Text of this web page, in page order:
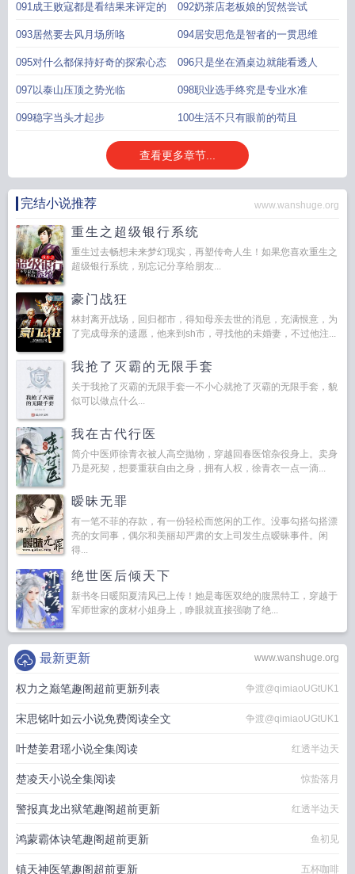
091成王败寇都是看结果来评定的 092奶茶店老板娘的贸然尝试
093居然要去风月场所咯 094居安思危是智者的一贯思维
095对什么都保持好奇的探索心态 096只是坐在酒桌边就能看透人
097以泰山压顶之势光临 098职业选手终究是专业水准
099稳字当头才起步 100生活不只有眼前的苟且
查看更多章节...
完结小说推荐 www.wanshuge.org
重生之超级银行系统
重生过去畅想未来梦幻现实，再塑传奇人生！如果您喜欢重生之
超级银行系统，别忘记分享给朋友...
豪门战狂
林封离开战场，回归都市，得知母亲去世的消息，充满恨意，为
了完成母亲的遗愿，他来到sh市，寻找他的未婚妻，不过他注...
我抢了灭霸的无限手套
关于我抢了灭霸的无限手套一不小心就抢了灭霸的无限手套，貌
似可以做点什么...
我在古代行医
简介中医师徐青衣被人高空抛物，穿越回春医馆杂役身上。卖身
乃是死契，想要重获自由之身，拥有人权，徐青衣一点一滴...
暧昧无罪
有一笔不菲的存款，有一份轻松而悠闲的工作。没事勾搭勾搭漂
亮的女同事，偶尔和美丽却严肃的女上司发生点暧昧事件。闲
得...
绝世医后倾天下
新书冬日暖阳夏清风已上传！她是毒医双绝的腹黑特工，穿越于
军师世家的废材小姐身上，睁眼就直接强吻了绝...
www.wanshuge.org
最新更新
权力之巅笔趣阁超前更新列表 争渡@qimiaoUGtUK1
宋思铭叶如云小说免费阅读全文 争渡@qimiaoUGtUK1
叶楚姜君瑶小说全集阅读 红透半边天
楚凌天小说全集阅读 惊蛰落月
警报真龙出狱笔趣阁超前更新 红透半边天
鸿蒙霸体诀笔趣阁超前更新 鱼初见
镇天神医笔趣阁超前更新 五杯咖啡